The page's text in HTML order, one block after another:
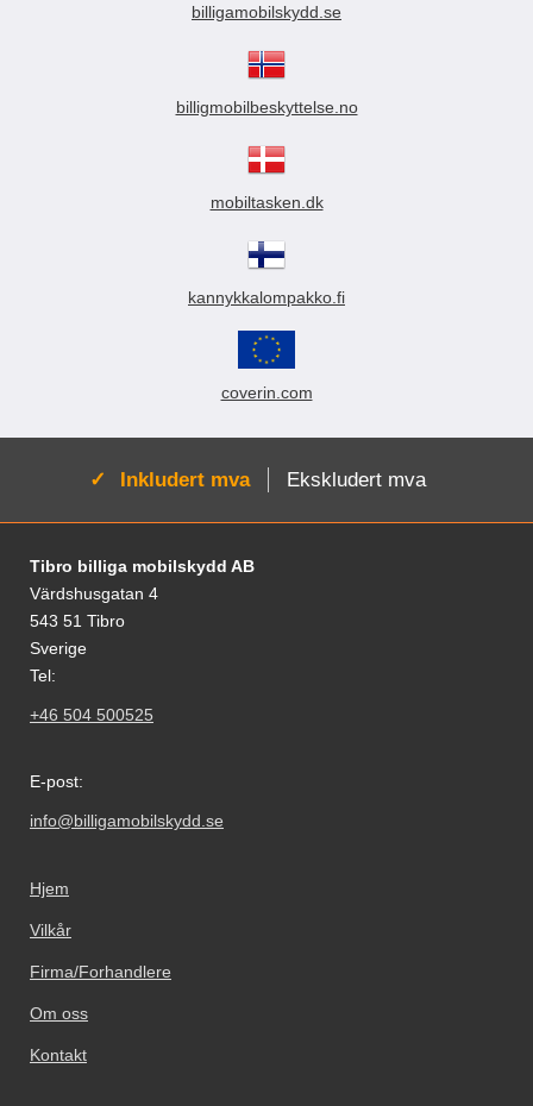
billigamobilskydd.se
billigmobilbeskyttelse.no
mobiltasken.dk
kannykkalompakko.fi
coverin.com
Aktiv:
Inkludert mva Ekskludert mva
Footer-innhold Blandet informasjon og
Tibro billiga mobilskydd AB
Värdshusgatan 4
543 51 Tibro
Sverige
Tel:
+46 504 500525
E-post:
info@billigamobilskydd.se
Hjem
Vilkår
Firma/Forhandlere
Om oss
Kontakt